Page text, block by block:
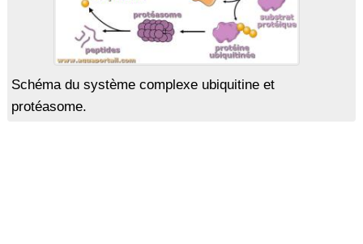
Schéma du système complexe ubiquitine et
protéasome.